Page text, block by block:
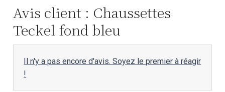
Avis client : Chaussettes
Teckel fond bleu
Il n'y a pas encore d'avis. Soyez le premier à réagir
!